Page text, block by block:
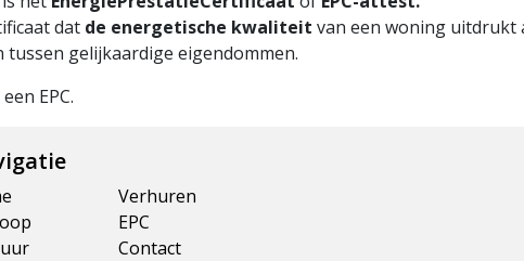
dat de energetische kwaliteit van een woning uitdrukt
gelijkaardige eigendommen.
EPC.
Verhuren
EPC
Contact